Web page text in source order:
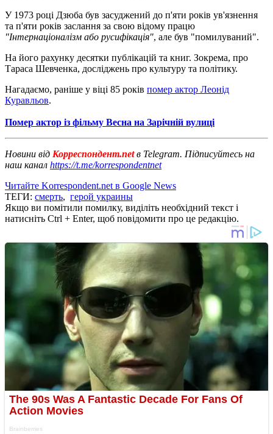
У 1973 році Дзюба був засуджений до п'яти років ув'язнення
та п'яти років заслання за свою відому працю
"Інтернаціоналізм або русифікація", але був "помилуваний".
На його рахунку десятки публікацій та книг. Зокрема, про
Тараса Шевченка, досліджень про культуру та політику.
Нагадаємо, раніше у віці 85 років помер актор Леонід
Куравльов.
Помер актор із фільму Весна на Зарічній вулиці
Новини від Корреспондент.netв Telegram. Підписуйтесь на
наш канал https://t.me/korrespondentnet
Читайте Korrespondent.net в Google News
ТЕГИ: смерть, герой украины
Якщо ви помітили помилку, виділіть необхідний текст і
натисніть Ctrl + Enter, щоб повідомити про це редакцію.